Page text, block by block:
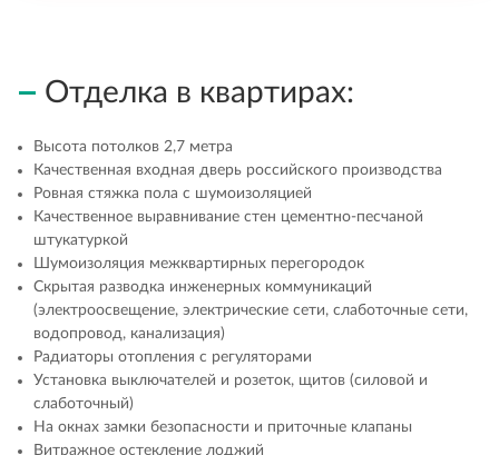
Отделка в квартирах:
Высота потолков 2,7 метра
Качественная входная дверь российского производства
Ровная стяжка пола с шумоизоляцией
Качественное выравнивание стен цементно-песчаной
штукатуркой
Шумоизоляция межквартирных перегородок
Скрытая разводка инженерных коммуникаций
(электроосвещение, электрические сети, слаботочные сети,
водопровод, канализация)
Радиаторы отопления с регуляторами
Установка выключателей и розеток, щитов (силовой и
слаботочный)
На окнах замки безопасности и приточные клапаны
Витражное остекление лоджий